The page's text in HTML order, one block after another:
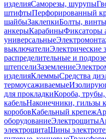
изделияСаморезы, шурупы
штифтыПерфорированный
шайбыЗаклепкиБолты,
анкерыКарабиныФиксаторы
универсальные
выключателиЭлектрические
распределительные и
штепселиЗаземление
изделияКлеммыСредства
термоусаживаемые
для прокладкиКороба, трубы,
кабельНаконечники, гильзы
коробовКабельный крепеж
оборудованиеЭлектрощиты
электрощитаШины